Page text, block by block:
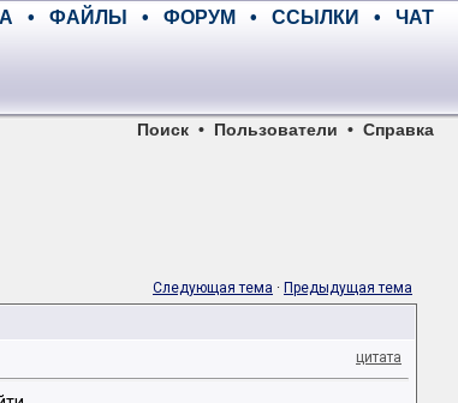
• ФАЙЛЫ • ФОРУМ • ССЫЛКИ • ЧАТ
Поиск • Пользователи • Справка
Следующая тема · Предыдущая тема
цитата